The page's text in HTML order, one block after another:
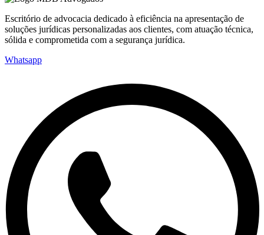
Escritório de advocacia dedicado à eficiência na apresentação de
soluções jurídicas personalizadas aos clientes, com atuação técnica,
sólida e comprometida com a segurança jurídica.
Whatsapp